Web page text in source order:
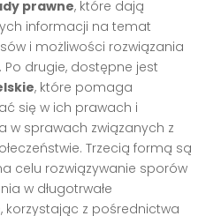
prawne, które dają
informacji na temat
i możliwości rozwiązania
drugie, dostępne jest
, które pomaga
się w ich prawach i
w sprawach związanych z
Trzecią formą są
celu rozwiązywanie sporów
w długotrwałe
z pośrednictwa